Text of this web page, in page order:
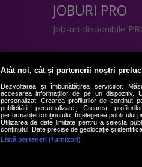
JOBURI PRO
Job-uri disponibile
LIFESTYLE
Doctor de Bine
Acasă
Acasă Gold
Perfecte
DeBarbati
Atât noi, cât și partenerii noștri
Dezvoltarea și îmbunătățirea serviciilor.
accesarea informațiilor de pe un dispozitiv.
personalizat. Crearea profilurilor de conținut
publicității personalizate. Crearea
performanței conținutului. Înțelegerea publicului
Utilizarea de date limitate pentru a selecta
conținutul. Date precise de geolocație și
Listă parteneri (furnizori)